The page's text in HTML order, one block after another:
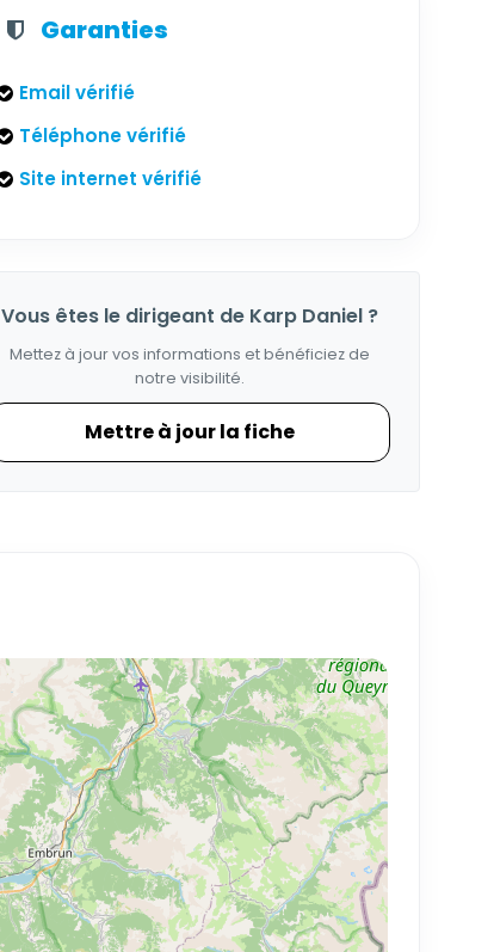
Garanties
Email vérifié
Téléphone vérifié
Site internet vérifié
Vous êtes le dirigeant de Karp Daniel ?
Mettez à jour vos informations et bénéficiez de
notre visibilité.
Mettre à jour la fiche